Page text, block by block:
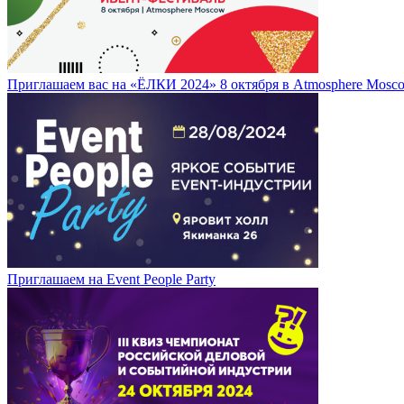
Приглашаем вас на «ЁЛКИ 2024» 8 октября в Atmosphere
Приглашаем на Event People Party